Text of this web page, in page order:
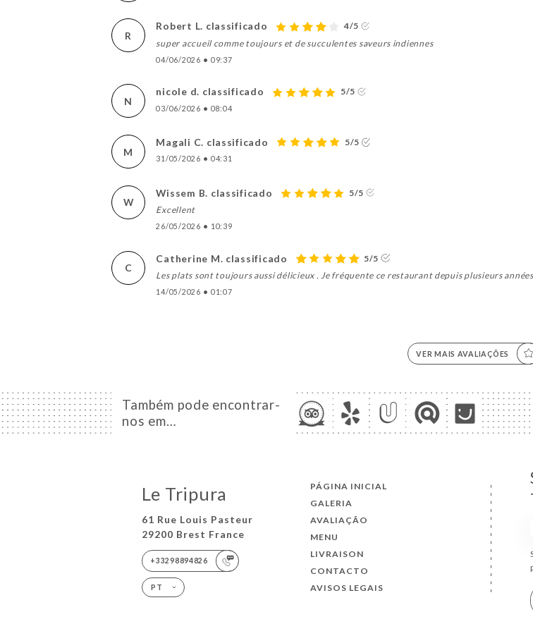
R
Robert L. classificado
4/5
super accueil comme toujours et de succulentes saveurs indiennes
04/06/2026 • 09:37
N
nicole d. classificado 5/5
03/06/2026 • 08:04
M
Magali C. classificado 5/5
31/05/2026 • 04:31
W
Wissem B. classificado
5/5
Excellent
26/05/2026 • 10:39
C
Catherine M. classificado
5/5
Les plats sont toujours aussi délicieux . Je fréquente ce restaurant depuis plusieurs
14/05/2026 • 01:07
VER MAIS AVALIAÇÕES
Também pode encontrar-
nos em…
Le Tripura
61 Rue Louis Pasteur
29200 Brest France
+33298894826
PT
PÁGINA INICIAL
GALERIA
AVALIAÇÃO
MENU
LIVRAISON
CONTACTO
AVISOS LEGAIS